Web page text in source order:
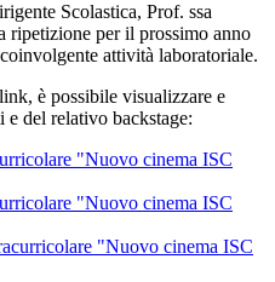
Scolastica, Prof. ssa
ripetizione per il prossimo anno
attività laboratoriale.
è possibile visualizzare e
del relativo backstage:
"Nuovo cinema ISC
"Nuovo cinema ISC
"Nuovo cinema ISC